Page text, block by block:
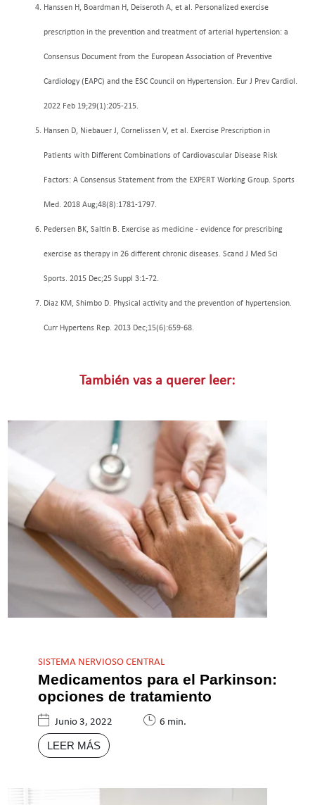
Hanssen H, Boardman H, Deiseroth A, et al. Personalized exercise
prescription in the prevention and treatment of arterial hypertension: a
Consensus Document from the European Association of Preventive
Cardiology (EAPC) and the ESC Council on Hypertension. Eur J Prev Cardiol.
2022 Feb 19;29(1):205-215.
Hansen D, Niebauer J, Cornelissen V, et al. Exercise Prescription in
Patients with Different Combinations of Cardiovascular Disease Risk
Factors: A Consensus Statement from the EXPERT Working Group. Sports
Med. 2018 Aug;48(8):1781-1797.
Pedersen BK, Saltin B. Exercise as medicine - evidence for prescribing
exercise as therapy in 26 different chronic diseases. Scand J Med Sci
Sports. 2015 Dec;25 Suppl 3:1-72.
Diaz KM, Shimbo D. Physical activity and the prevention of hypertension.
Curr Hypertens Rep. 2013 Dec;15(6):659-68.
También vas a querer leer:
SISTEMA NERVIOSO CENTRAL
Medicamentos para el Parkinson:
opciones de tratamiento
Junio 3, 2022 6 min.
LEER MÁS